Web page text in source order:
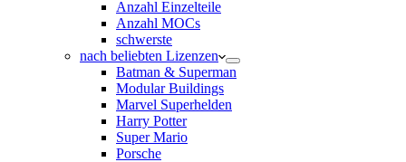
Anzahl Einzelteile
Anzahl MOCs
schwerste
nach beliebten Lizenzen
Batman & Superman
Modular Buildings
Marvel Superhelden
Harry Potter
Super Mario
Porsche